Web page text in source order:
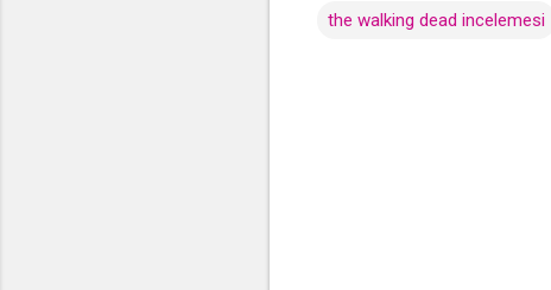
the walking dead incelemesi